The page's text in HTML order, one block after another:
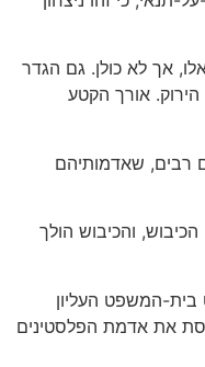
אך לא כולן. גם הגדר
אורך הקטע
רבים, שאדמותיהם
והכיבוש הולך
המשפט העליון
את אדמת הפלסטינים